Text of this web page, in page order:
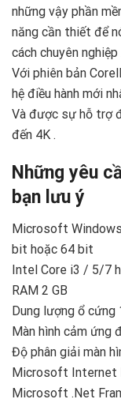
những vậy phần
năng cần thiết để
cách chuyên nghiệp
Với phiên bản
hệ điều hành mới
Và được sự hỗ trợ
đến 4K .
Những yêu
bạn lưu ý
Microsoft
bit hoặc 64 bit
Intel Core i3 / 5/7
RAM 2 GB
Dung lượng ổ cứng
Màn hình cảm ứng
Độ phân giải màn
Microsoft Internet
Microsoft .Net